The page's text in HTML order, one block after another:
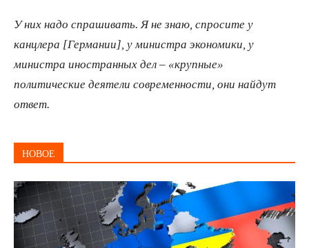
У них надо спрашивать. Я не знаю, спросите у
канцлера [Германии], у министра экономики, у
министра иностранных дел – «крупные»
политические деятели современности, они найдут
ответ.
НОВОЕ